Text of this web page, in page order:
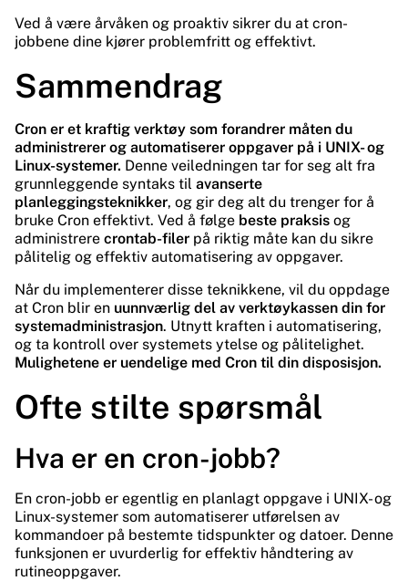
Ved å være årvåken og proaktiv sikrer du at cron-
jobbene dine kjører problemfritt og effektivt.
Sammendrag
Cron er et kraftig verktøy som forandrer måten du
administrerer og automatiserer oppgaver på i UNIX- og
Linux-systemer. Denne veiledningen tar for seg alt fra
grunnleggende syntaks til avanserte
planleggingsteknikker, og gir deg alt du trenger for å
bruke Cron effektivt. Ved å følge beste praksis og
administrere crontab-filer på riktig måte kan du sikre
pålitelig og effektiv automatisering av oppgaver.
Når du implementerer disse teknikkene, vil du oppdage
at Cron blir en uunnværlig del av verktøykassen din for
systemadministrasjon. Utnytt kraften i automatisering,
og ta kontroll over systemets ytelse og pålitelighet.
Mulighetene er uendelige med Cron til din disposisjon.
Ofte stilte spørsmål
Hva er en cron-jobb?
En cron-jobb er egentlig en planlagt oppgave i UNIX- og
Linux-systemer som automatiserer utførelsen av
kommandoer på bestemte tidspunkter og datoer. Denne
funksjonen er uvurderlig for effektiv håndtering av
rutineoppgaver.